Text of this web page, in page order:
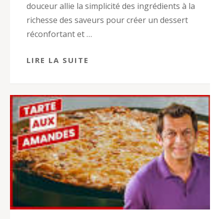
douceur allie la simplicité des ingrédients à la
richesse des saveurs pour créer un dessert
réconfortant et …
LIRE LA SUITE